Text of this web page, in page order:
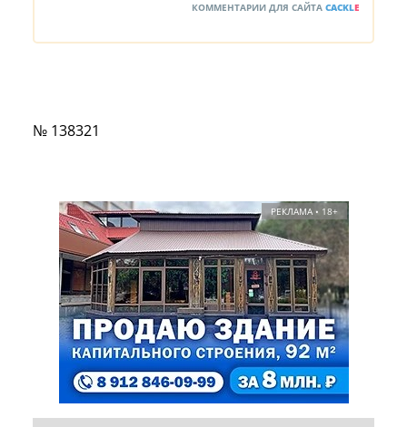
КОММЕНТАРИИ ДЛЯ САЙТА CACKLE
№ 138321
РЕКЛАМА • 18+